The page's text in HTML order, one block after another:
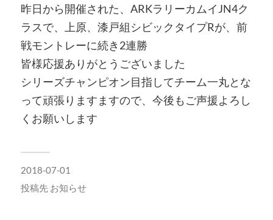
昨日から開催された、ARKラリーカムイJN4ク
ラスで、上原、漆戸組シビックタイプRが、前
戦モントレーに続き2連勝
皆様応援ありがとうございました
シリーズチャンピオン目指してチーム一丸とな
って頑張りますますので、今後もご声援よろし
くお願いします
2018-07-01
投稿先 お知らせ